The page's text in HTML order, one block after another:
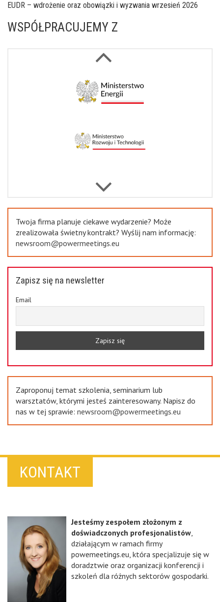
EUDR – wdrożenie oraz obowiązki i wyzwania wrzesień 2026
WSPÓŁPRACUJEMY Z
Twoja firma planuje ciekawe wydarzenie? Może
zrealizowała świetny kontrakt? Wyślij nam informację:
newsroom@powermeetings.eu
Zapisz się na newsletter
Email
Zaproponuj temat szkolenia, seminarium lub
warsztatów, którymi jesteś zainteresowany. Napisz do
nas w tej sprawie: newsroom@powermeetings.eu
KONTAKT
Jesteśmy zespołem złożonym z
doświadczonych profesjonalistów
działającym w ramach firmy
powemeetings.eu, która specjalizuje się w
doradztwie oraz organizacji konferencji i
szkoleń dla różnych sektorów gospodarki.